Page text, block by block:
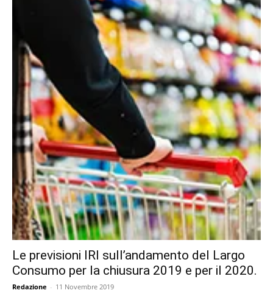
Le previsioni IRI sull’andamento del Largo
Consumo per la chiusura 2019 e per il 2020.
Redazione - 11 Novembre 2019